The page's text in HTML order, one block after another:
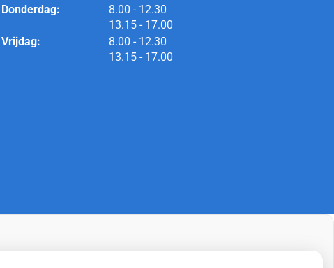
Donderdag:
8.00 tot
- 12.30
13.15 tot
- 17.00
Vrijdag:
8.00 tot
- 12.30
13.15 tot
- 17.00